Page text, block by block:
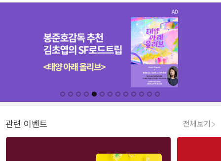
관련 이벤트 전체보기